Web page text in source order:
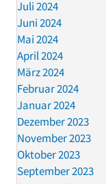
Juli 2024
Juni 2024
Mai 2024
April 2024
März 2024
Februar 2024
Januar 2024
Dezember 2023
November 2023
Oktober 2023
September 2023